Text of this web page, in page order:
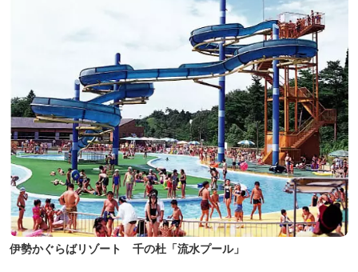
伊勢かぐらばリゾート 千の杜「流水プール」